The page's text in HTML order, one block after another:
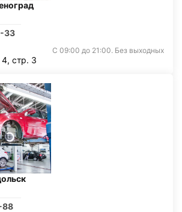
33
С 09:00 до 21:00. Без выходных
стр. 3
88